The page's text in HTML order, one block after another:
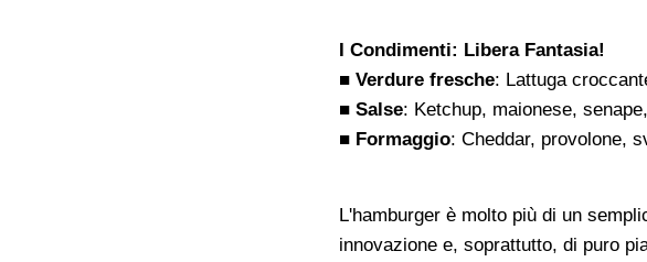
I Condimenti: Libera Fantasia!
■ Verdure fresche: Lattuga
■ Salse: Ketchup, maionese,
■ Formaggio: Cheddar, provolone,
L'hamburger è molto più di un
innovazione e, soprattutto, di puro